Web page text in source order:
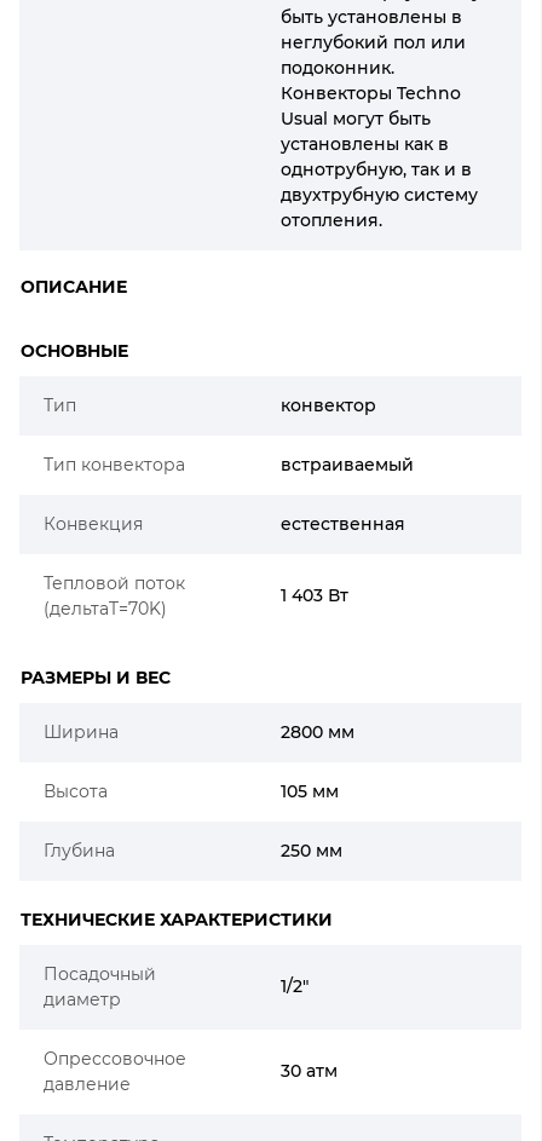
быть установлены в
неглубокий пол или
подоконник.
Конвекторы Techno
Usual могут быть
установлены как в
однотрубную, так и в
двухтрубную систему
отопления.
ОПИСАНИЕ
ОСНОВНЫЕ
Тип конвектор
Тип конвектора встраиваемый
Конвекция естественная
Тепловой поток
(дельтаT=70K)
1 403 Вт
РАЗМЕРЫ И ВЕС
Ширина 2800 мм
Высота 105 мм
Глубина 250 мм
ТЕХНИЧЕСКИЕ ХАРАКТЕРИСТИКИ
Посадочный
диаметр
1/2"
Опрессовочное
давление
30 атм